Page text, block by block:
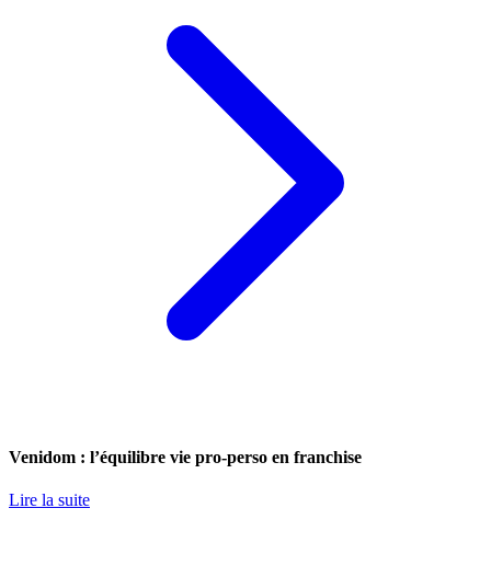
Venidom : l’équilibre vie pro-perso en franchise
Lire la suite